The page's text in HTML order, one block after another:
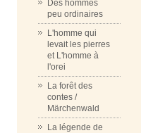
Des hommes
peu ordinaires
L'homme qui
levait les pierres
et L'homme à
l'orei
La forêt des
contes /
Märchenwald
La légende de